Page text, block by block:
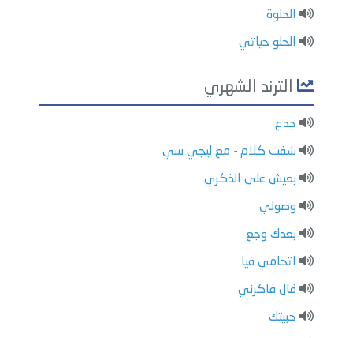
الحلوة
الحلو حياتي
الترند الشهري
جدع
شفت كلام - مع ليجي سي
بعيش علي الذكري
وصولي
بعدك وجع
اتحامي فيا
قال فاكرني
حبيتك